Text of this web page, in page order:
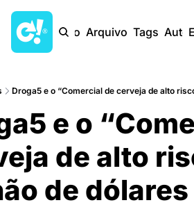
Início Arquivo Tags
Droga5 e o “Comercial de cerveja de alto
e o
de alto
de